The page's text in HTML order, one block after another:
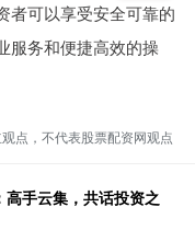
者可以享受安全可靠的
服务和便捷高效的操
点，不代表股票配资网观点
手云集，共话投资之